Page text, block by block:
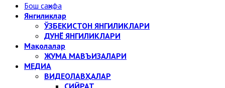
Бош саҳифа
Янгиликлар
ЎЗБЕКИСТОН ЯНГИЛИКЛАРИ
ДУНЁ ЯНГИЛИКЛАРИ
Мақолалар
ЖУМА МАВЪИЗАЛАРИ
МЕДИА
ВИДЕОЛАВҲАЛАР
СИЙРАТ